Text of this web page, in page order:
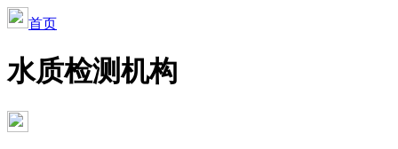
首页
水质检测机构